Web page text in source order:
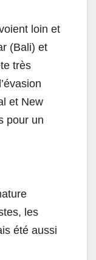
loin et
(Bali) et
très
et New
pour un
les
été aussi